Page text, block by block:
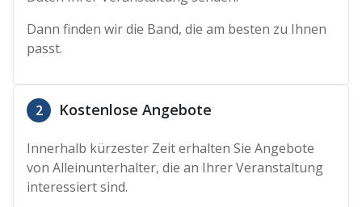
Dann finden wir die Band, die am besten zu Ihnen
passt.
2 Kostenlose Angebote
Innerhalb kürzester Zeit erhalten Sie Angebote
von Alleinunterhalter, die an Ihrer Veranstaltung
interessiert sind.